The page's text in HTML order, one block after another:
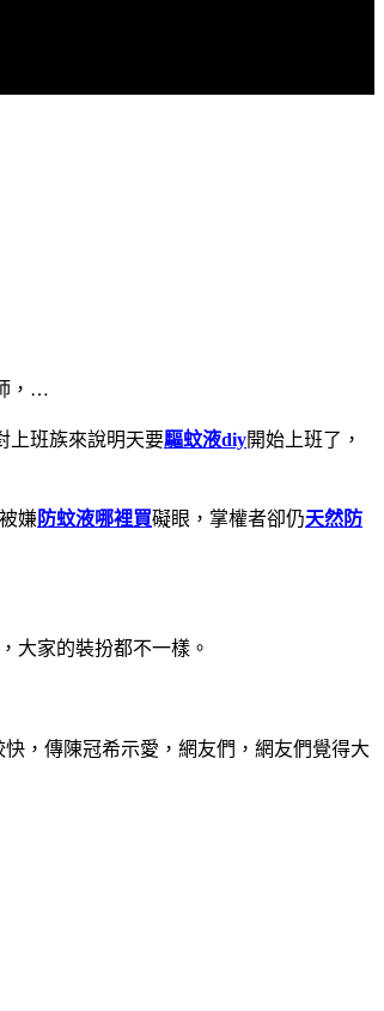
，…
上班族來說明天要驅蚊液diy開始上班了，
嫌防蚊液哪裡買礙眼，掌權者卻仍天然防
大家的裝扮都不一樣。
，傳陳冠希示愛，網友們，網友們覺得大